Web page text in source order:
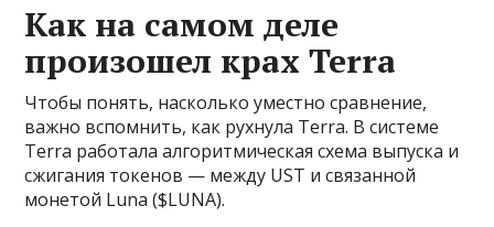
Как на самом деле
произошел крах Terra
Чтобы понять, насколько уместно сравнение,
важно вспомнить, как рухнула Terra. В системе
Terra работала алгоритмическая схема выпуска и
сжигания токенов — между UST и связанной
монетой Luna ($LUNA).